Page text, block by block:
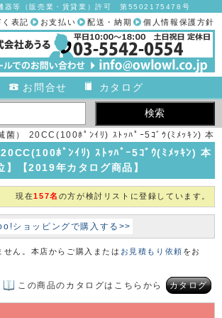
器等（販売業・賃貸業）許可 第5502175478号
個人情報保護方針
配送・納期
お支払い
表記
お問合せ カタログ
） 20CC(100ﾎﾟﾝｲﾘ) ｽﾄｯﾊﾟｰ5ｺﾞｳ(ﾐﾒｯｷﾝ) 本
ケミカル)【1袋単位】【2019年カタログ商品】
ﾎﾟﾝｲﾘ) ｽﾄｯﾊﾟｰ5ｺﾞｳ(ﾐﾒｯｷﾝ) 本
【2019年カタログ商品】
現在157名 の方が検討リストに登録しています。
ショッピングで購入する>>
ん。本店からご購入または お見積もり依頼 をお
この商品のカタログはこちらから カタログ